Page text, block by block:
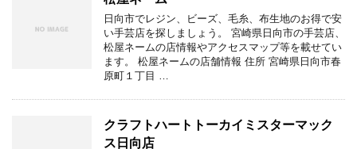
日向市でレジン、ビーズ、毛糸、布生地のお得で安
い手芸店を探しましょう。 宮崎県日向市の手芸店、
松屋ネームの店情報やアクセスマップ等を載せてい
ます。 松屋ネームの店舗情報 住所 宮崎県日向市春
原町１丁目 …
クラフトハートトーカイミスターマック
ス日向店